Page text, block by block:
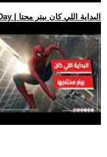
.. فيلم Spider-Man: Brand New Day | البداية اللي كان بيتر محتا